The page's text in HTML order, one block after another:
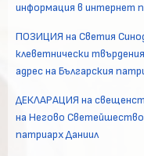
информация в интернет
ПОЗИЦИЯ на Светия
клеветнически
адрес на Българския
ДЕКЛАРАЦИЯ на
на Негово
патриарх Даниил